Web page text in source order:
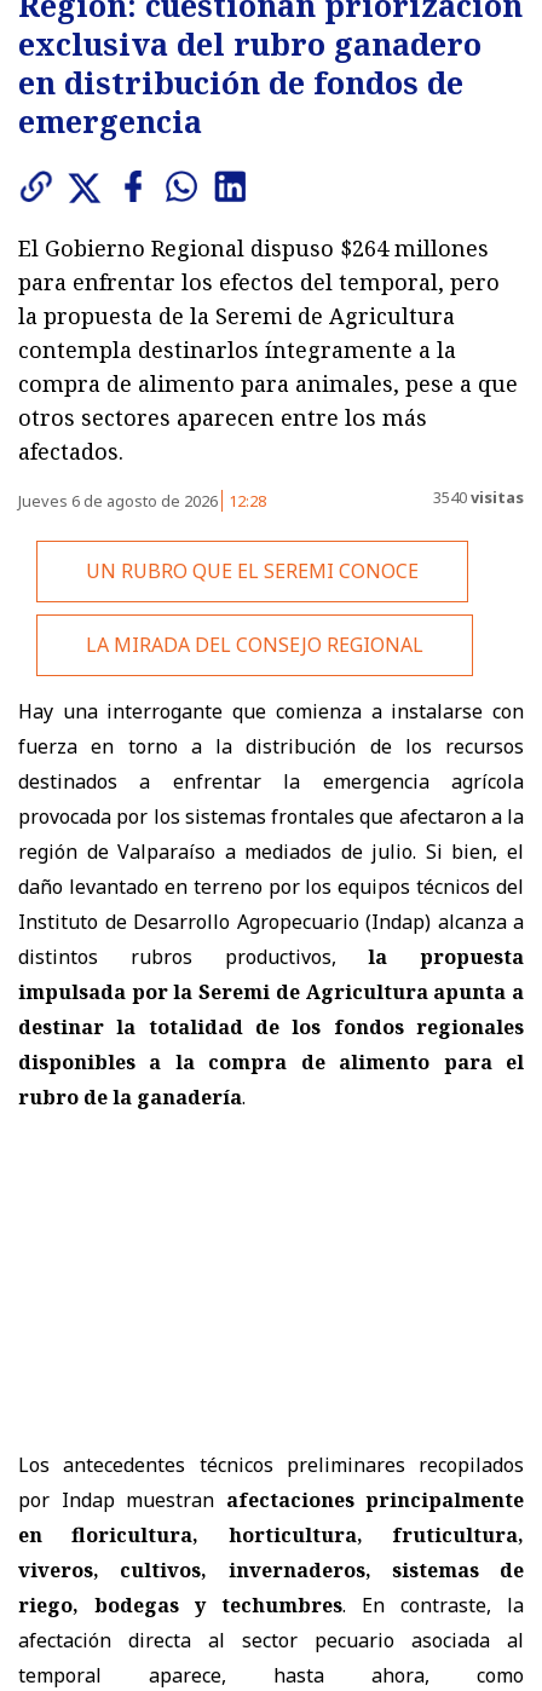
exclusiva del rubro ganadero
en distribución de fondos de
emergencia
El Gobierno Regional dispuso $264 millones
para enfrentar los efectos del temporal, pero
la propuesta de la Seremi de Agricultura
contempla destinarlos íntegramente a la
compra de alimento para animales, pese a que
otros sectores aparecen entre los más
afectados.
Jueves 6 de agosto de 2026 12:28 3540visitas
UN RUBRO QUE EL SEREMI CONOCE
LA MIRADA DEL CONSEJO REGIONAL
Hay una interrogante que comienza a instalarse con
fuerza en torno a la distribución de los recursos
destinados a enfrentar la emergencia agrícola
provocada por los sistemas frontales que afectaron a la
región de Valparaíso a mediados de julio. Si bien, el
daño levantado en terreno por los equipos técnicos del
Instituto de Desarrollo Agropecuario (Indap) alcanza a
distintos rubros productivos,la propuesta
impulsada por la Seremi de Agricultura apunta a
destinar la totalidad de los fondos regionales
disponibles a la compra de alimento para el
rubro de la ganadería.
Los antecedentes técnicos preliminares recopilados
por Indap muestran afectaciones principalmente
en floricultura, horticultura, fruticultura,
viveros, cultivos, invernaderos, sistemas de
riego, bodegas y techumbres. En contraste, la
afectación directa al sector pecuario asociada al
temporal aparece, hasta ahora, como